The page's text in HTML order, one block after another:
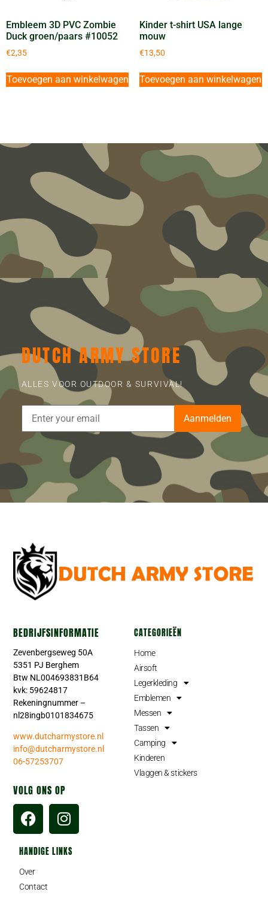
Embleem 3D PVC Zombie
Duck groen/paars #10052
€2,35
Toevoegen aan winkelwagen
Kinder t-shirt USA lange
mouw
€13,50
Toevoegen aan winkelwagen
DUTCH ARMY STORE
ALLES VOOR OUTDOOR & SURVIVAL!
Aanmelden
BEDRIJFSINFORMATIE
Zevenbergseweg 50A
5351 PJ Berghem
Btw NL004693831B64
kvk: 59624817
Rekeningnummer –
nl28ingb0101834675
www.dutcharmystore.nl
info@dutcharmystore.nl
06-57253707
VOLG ONS OP
CATEGORIEËN
Home
Airsoft
Legerkleding
Emblemen
Messen
Tassen
Camping
Kinderen
Vlaggen & stickers
HANDIGE LINKS
Over
Contact